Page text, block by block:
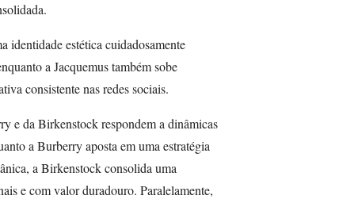
identidade estética cuidadosamente
a Jacquemus também sobe
consistente nas redes sociais.
e da Birkenstock respondem a dinâmicas
a Burberry aposta em uma estratégia
a Birkenstock consolida uma
e com valor duradouro. Paralelamente,